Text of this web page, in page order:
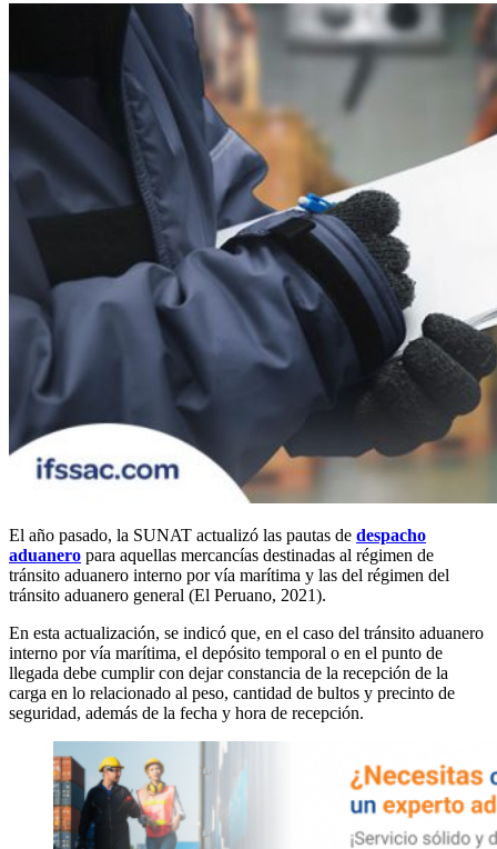
El año pasado, la SUNAT actualizó las pautas de despacho
aduanero para aquellas mercancías destinadas al régimen de
tránsito aduanero interno por vía marítima y las del régimen del
tránsito aduanero general (El Peruano, 2021).
En esta actualización, se indicó que, en el caso del tránsito aduanero
interno por vía marítima, el depósito temporal o en el punto de
llegada debe cumplir con dejar constancia de la recepción de la
carga en lo relacionado al peso, cantidad de bultos y precinto de
seguridad, además de la fecha y hora de recepción.